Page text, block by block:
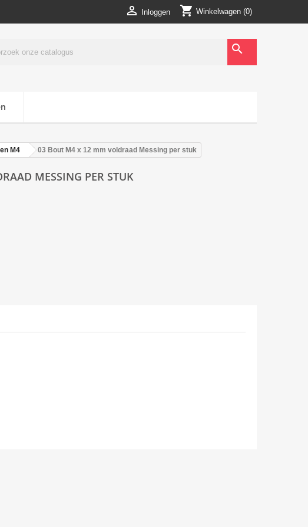
 Inloggen shopping_cart Winkelwagen (0)
search
M4 03 Bout M4 x 12 mm voldraad Messing per stuk
MESSING PER STUK